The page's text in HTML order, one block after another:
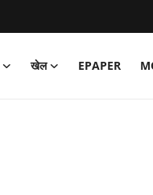
खेल EPAPER